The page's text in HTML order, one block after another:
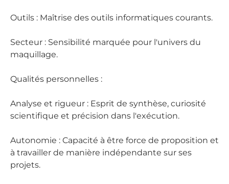
Outils : Maîtrise des outils informatiques courants.
Secteur : Sensibilité marquée pour l'univers du
maquillage.
Qualités personnelles :
Analyse et rigueur : Esprit de synthèse, curiosité
scientifique et précision dans l'exécution.
Autonomie : Capacité à être force de proposition et
à travailler de manière indépendante sur ses
projets.